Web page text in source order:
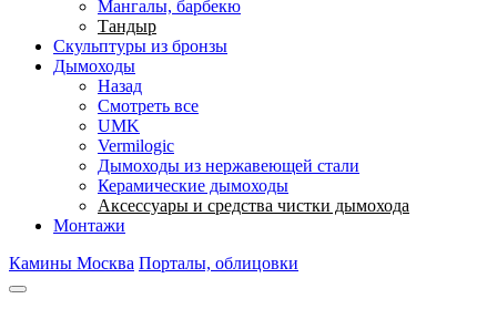
Мангалы, барбекю
Тандыр
Скульптуры из бронзы
Дымоходы
Назад
Смотреть все
UMK
Vermilogic
Дымоходы из нержавеющей стали
Керамические дымоходы
Аксессуары и средства чистки дымохода
Монтажи
Камины Москва Порталы, облицовки